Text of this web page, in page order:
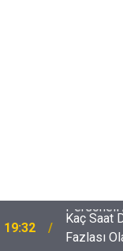
19:32
Kaç Saat
Fazlası